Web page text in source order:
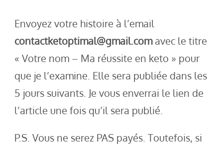
Envoyez votre histoire à l’email
contactketoptimal@gmail.comavec le titre
« Votre nom – Ma réussite en keto » pour
que je l’examine. Elle sera publiée dans les
5 jours suivants. Je vous enverrai le lien de
l’article une fois qu’il sera publié.
P.S. Vous ne serez PAS payés. Toutefois, si